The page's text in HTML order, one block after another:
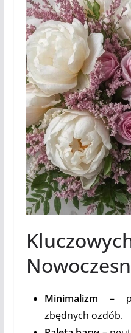
Minimalizm –
zbędnych ozdób.